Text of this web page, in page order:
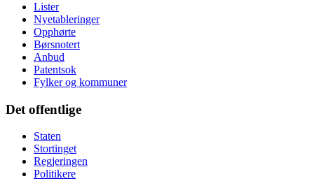
Lister
Nyetableringer
Opphørte
Børsnotert
Anbud
Patentsok
Fylker og kommuner
Det offentlige
Staten
Stortinget
Regjeringen
Politikere